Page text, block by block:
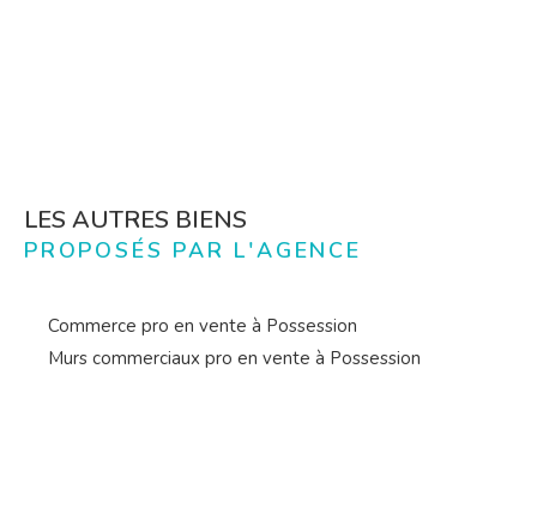
LES AUTRES BIENS
PROPOSÉS PAR L'AGENCE
Commerce pro en vente à Possession
Murs commerciaux pro en vente à Possession